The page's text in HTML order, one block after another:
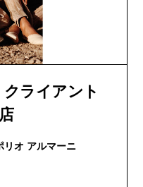
クライアント
| エンポリオ アルマーニ